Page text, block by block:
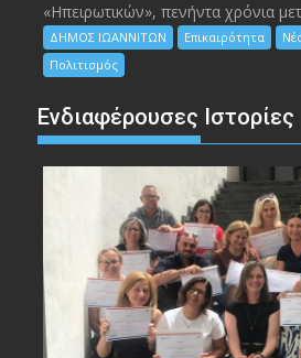
«Ηπειρωτικών», πενήντα χρόνια
ΔΗΜΟΣ ΙΩΑΝΝΙΤΩΝ Επικαιρότητα
Πολιτισμός
Ενδιαφέρουσες Ιστορίες